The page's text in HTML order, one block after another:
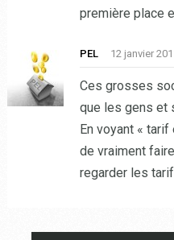
première place
PEL 12 janvier
Ces grosses
que les gens et
En voyant «
de vraiment
regarder les